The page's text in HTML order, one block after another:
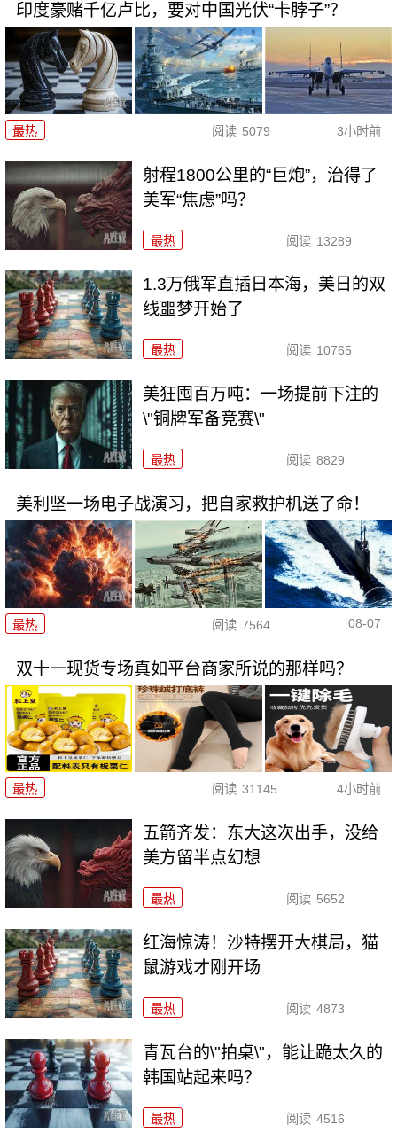
印度豪赌千亿卢比，要对中国光伏“卡脖子”？
最热 阅读 5079 3小时前
射程1800公里的“巨炮”，治得了
美军“焦虑”吗？
最热 阅读 13289
1.3万俄军直插日本海，美日的双
线噩梦开始了
最热 阅读 10765
美狂囤百万吨：一场提前下注的
\"铜牌军备竞赛\"
最热 阅读 8829
美利坚一场电子战演习，把自家救护机送了命！
最热 阅读 7564 08-07
双十一现货专场真如平台商家所说的那样吗？
最热 阅读 31145 4小时前
五箭齐发：东大这次出手，没给
美方留半点幻想
最热 阅读 5652
红海惊涛！沙特摆开大棋局，猫
鼠游戏才刚开场
最热 阅读 4873
青瓦台的\"拍桌\"，能让跪太久的
韩国站起来吗？
最热 阅读 4516